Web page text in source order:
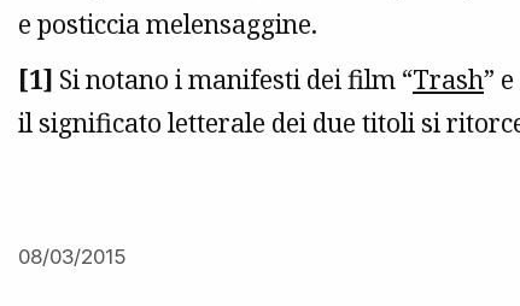
e posticcia melensaggine.
[1] Si notano i manifesti dei film “Trash” e
il significato letterale dei due titoli si
08/03/2015